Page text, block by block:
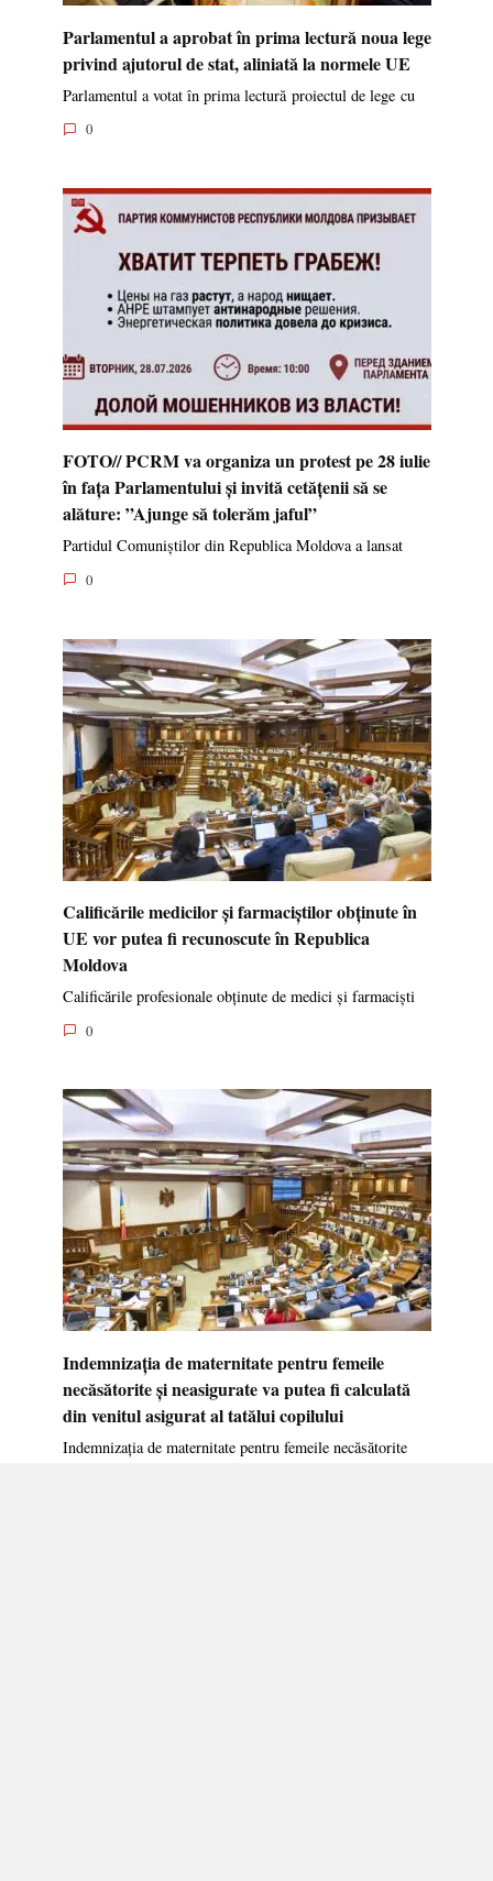
Parlamentul a aprobat în prima lectură noua lege
privind ajutorul de stat, aliniată la normele UE
Parlamentul a votat în prima lectură proiectul de lege cu
0
FOTO// PCRM va organiza un protest pe 28 iulie
în fața Parlamentului și invită cetățenii să se
alăture: ”Ajunge să tolerăm jaful”
Partidul Comuniștilor din Republica Moldova a lansat
0
Calificările medicilor și farmaciștilor obținute în
UE vor putea fi recunoscute în Republica
Moldova
Calificările profesionale obținute de medici și farmaciști
0
Indemnizația de maternitate pentru femeile
necăsătorite și neasigurate va putea fi calculată
din venitul asigurat al tatălui copilului
Indemnizația de maternitate pentru femeile necăsătorite